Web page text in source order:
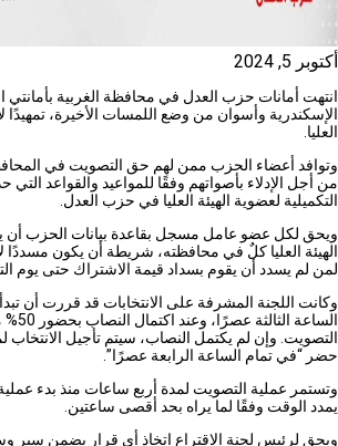
أكتوبر 5, 2024
انتهت أمانات حزب العدل في محافظة الغربية
الإسكندرية وأسوان من وضع اللمسات الأخيرة، تمهيدًا
العليا.
وتوافد أعضاء الحزب ممن لهم حق التصويت في
من أجل الإدلاء بأصواتهم وفقًا للمواعيد والقواعد التي
التكميلية لعضوية الهيئة العليا في حزب العدل.
ويحق لكل عضو عامل مسجل بقاعدة بيانات الحزب أن
لمن لم يسدد أن يقوم بسداد قيمة الاشتراك حتى يوم
وكانت اللجنة المشرفة على الانتخابات قد قررت أن
التصويت. وإن لم يكتمل النصاب، سيتم تأجيل الانتخاب
حضر “في تمام الساعة الرابعة عصرًا”.
وتستمر عملية التصويت لمدة أربع ساعات منذ بدء
يمدد الوقت وفقًا لما يراه بحد أقصى ساعتين.
ويحق لرئيس لجنة الاقتراع اتخاذ أي قرار يضمن سير